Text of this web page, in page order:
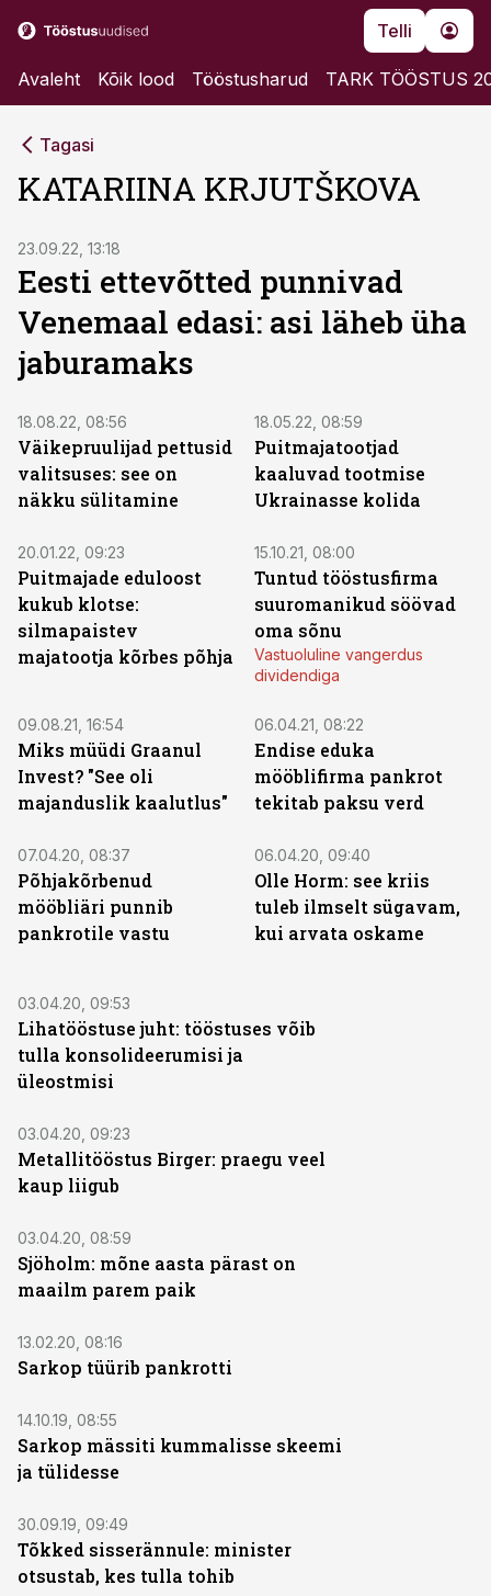
Telli
Avaleht Kõik lood Tööstusharud TARK TÖÖSTUS
Tagasi
KATARIINA KRJUTŠKOVA
23.09.22, 13:18
Eesti ettevõtted punnivad
Venemaal edasi: asi läheb üha
jaburamaks
18.08.22, 08:56
Väikepruulijad pettusid
valitsuses: see on
näkku sülitamine
18.05.22, 08:59
Puitmajatootjad
kaaluvad tootmise
Ukrainasse kolida
20.01.22, 09:23
Puitmajade eduloost
kukub klotse:
silmapaistev
majatootja kõrbes põhja
15.10.21, 08:00
Tuntud tööstusfirma
suuromanikud söövad
oma sõnu
Vastuoluline vangerdus
dividendiga
09.08.21, 16:54
Miks müüdi Graanul
Invest? "See oli
majanduslik kaalutlus"
06.04.21, 08:22
Endise eduka
mööblifirma pankrot
tekitab paksu verd
07.04.20, 08:37
Põhjakõrbenud
mööbliäri punnib
pankrotile vastu
06.04.20, 09:40
Olle Horm: see kriis
tuleb ilmselt sügavam,
kui arvata oskame
03.04.20, 09:53
Lihatööstuse juht: tööstuses võib
tulla konsolideerumisi ja
üleostmisi
03.04.20, 09:23
Metallitööstus Birger: praegu veel
kaup liigub
03.04.20, 08:59
Sjöholm: mõne aasta pärast on
maailm parem paik
13.02.20, 08:16
Sarkop tüürib pankrotti
14.10.19, 08:55
Sarkop mässiti kummalisse skeemi
ja tülidesse
30.09.19, 09:49
Tõkked sisserännule: minister
otsustab, kes tulla tohib